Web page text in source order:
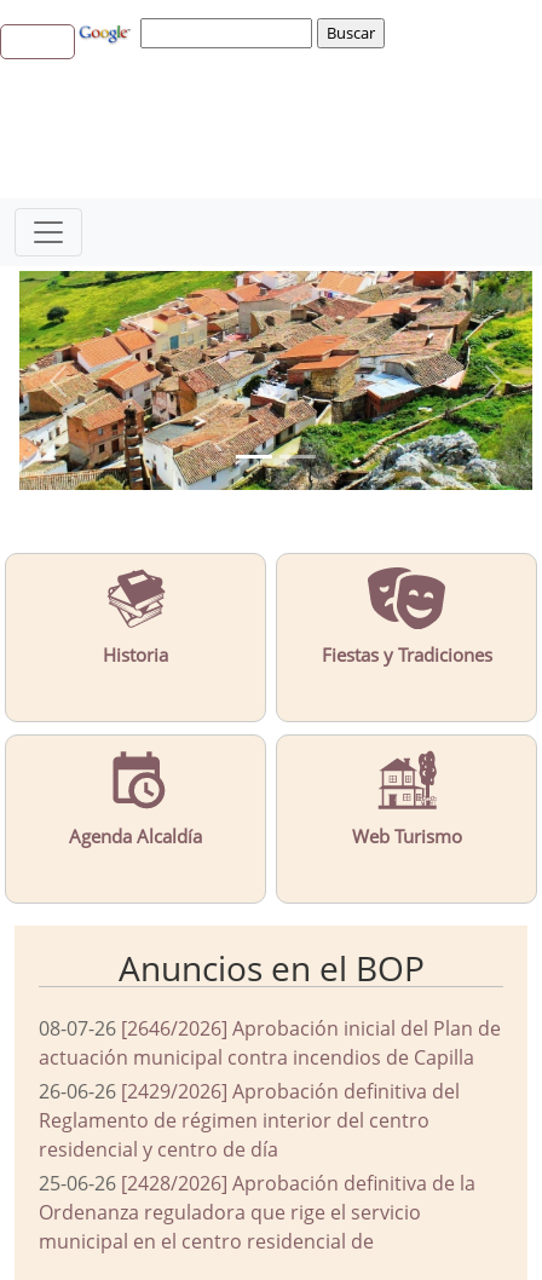
Historia Fiestas y Tradiciones
Agenda Alcaldía Web Turismo
Anuncios en el BOP
08-07-26 [2646/2026] Aprobación inicial del Plan de
actuación municipal contra incendios de Capilla
26-06-26 [2429/2026] Aprobación definitiva del
Reglamento de régimen interior del centro
residencial y centro de día
25-06-26 [2428/2026] Aprobación definitiva de la
Ordenanza reguladora que rige el servicio
municipal en el centro residencial de